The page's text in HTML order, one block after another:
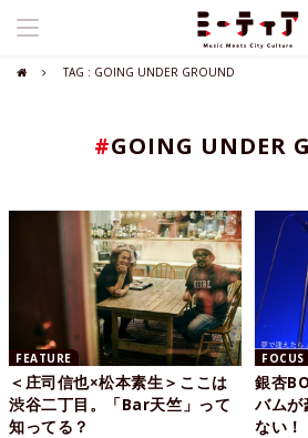
TAG : GOING UNDER GROUND
#GOING UNDER
FEATURE
＜庄司信也×松本素生＞ここは
渋谷二丁目。「Bar天竺」って
知ってる？
FOCUS
銀杏
バムが
ない！